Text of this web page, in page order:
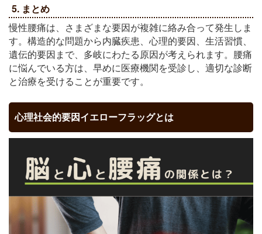
5. まとめ
慢性腰痛は、さまざまな要因が複雑に絡み合って発生しま
す。構造的な問題から内臓疾患、心理的要因、生活習慣、
遺伝的要因まで、多岐にわたる原因が考えられます。腰痛
に悩んでいる方は、早めに医療機関を受診し、適切な診断
と治療を受けることが重要です。
心理社会的要因イエローフラッグとは